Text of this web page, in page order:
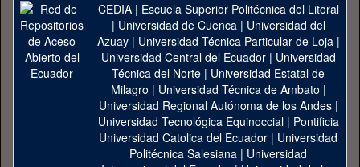
CEDIA| Escuela Superior Politécnica del Litoral
| Universidad de Cuenca| Universidad del
Azuay| Universidad Técnica Particular de Loja|
Universidad Central del Ecuador| Universidad
Técnica del Norte | Universidad Estatal de
Milagro | Universidad Técnica de Ambato |
Universidad Regional Autónoma de los Andes|
Universidad Tecnológica Equinoccial| Pontificia
Universidad Catolica del Ecuador | Universidad
Politécnica Salesiana | Universidad